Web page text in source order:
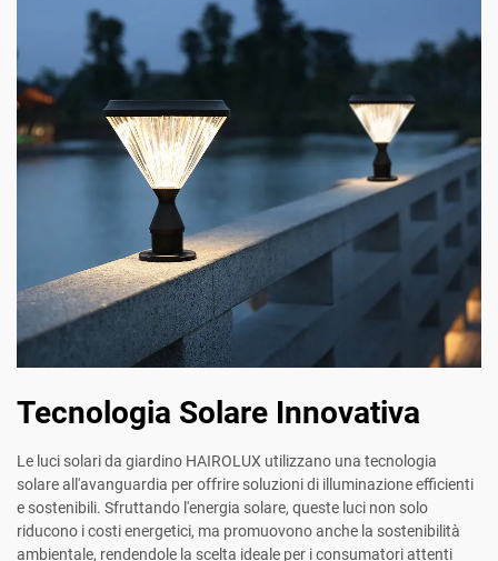
Tecnologia Solare Innovativa
Le luci solari da giardino HAIROLUX utilizzano una tecnologia
solare all'avanguardia per offrire soluzioni di illuminazione efficienti
e sostenibili. Sfruttando l'energia solare, queste luci non solo
riducono i costi energetici, ma promuovono anche la sostenibilità
ambientale, rendendole la scelta ideale per i consumatori attenti